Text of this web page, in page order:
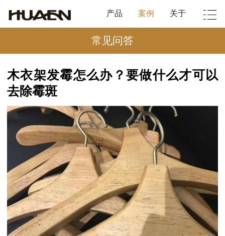
产品 案例 关于
常见问答
木衣架发霉怎么办？要做什么才可以
去除霉斑